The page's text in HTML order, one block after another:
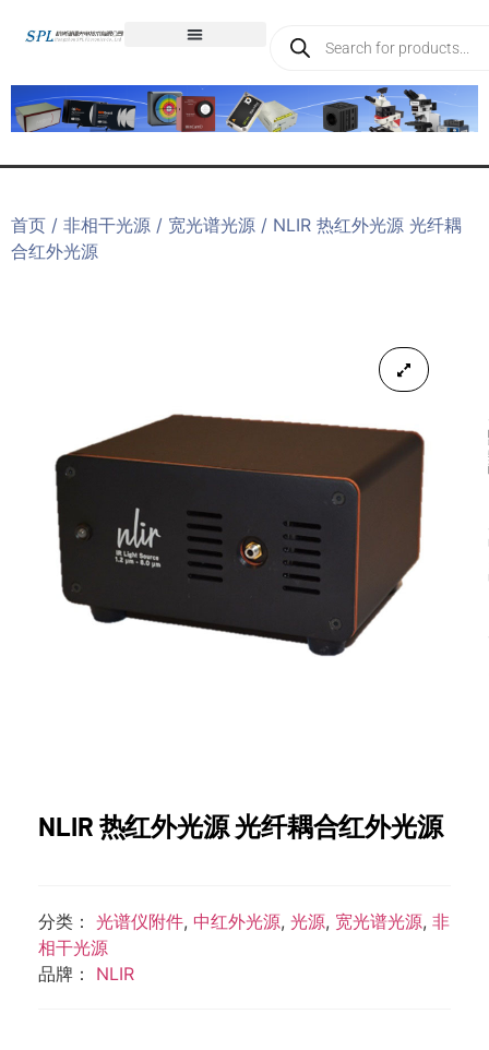
首页 / 非相干光源 / 宽光谱光源 / NLIR 热红外光源 光纤耦
合红外光源
NLIR 热红外光源 光纤耦合红外光源
分类： 光谱仪附件, 中红外光源, 光源, 宽光谱光源, 非
相干光源
品牌： NLIR